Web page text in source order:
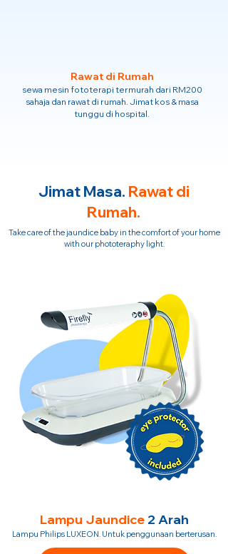
Rawat di Rumah
sewa mesin fototerapi termurah dari RM200
sahaja dan rawat di rumah. Jimat kos & masa
tunggu di hospital.
Jimat Masa. Rawat di
Rumah.
Take care of the jaundice baby in the comfort of your home
with our phototeraphy light.
Lampu Jaundice 2 Arah
Lampu Philips LUXEON. Untuk penggunaan berterusan.